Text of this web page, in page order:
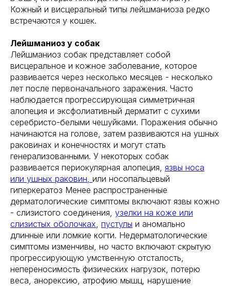
Кожный и висцеральный типы лейшманиоза редко
встречаются у кошек.
Лейшманиоз у собак
Лейшманиоз собак представляет собой
висцеральное и кожное заболевание, которое
развивается через несколько месяцев - несколько
лет после первоначального заражения. Часто
наблюдается прогрессирующая симметричная
алопеция и эксфолиативный дерматит с сухими
серебристо-белыми чешуйками. Поражения обычно
начинаются на голове, затем развиваются на ушных
раковинах и конечностях и могут стать
генерализованными. У некоторых собак
развивается периокулярная алопеция, язвы носа
или ушных раковин, или носопальцевый
гиперкератоз Менее распространенные
дерматологические симптомы включают язвы кожно
- слизистого соединения, узелки на коже или
слизистых оболочках, пустулы и аномально
длинные или ломкие когти. Недерматологические
симптомы изменчивы, но часто включают скрытую
прогрессирующую умственную отсталость,
непереносимость физических нагрузок, потерю
веса, анорексию, атрофию мышц, нарушение